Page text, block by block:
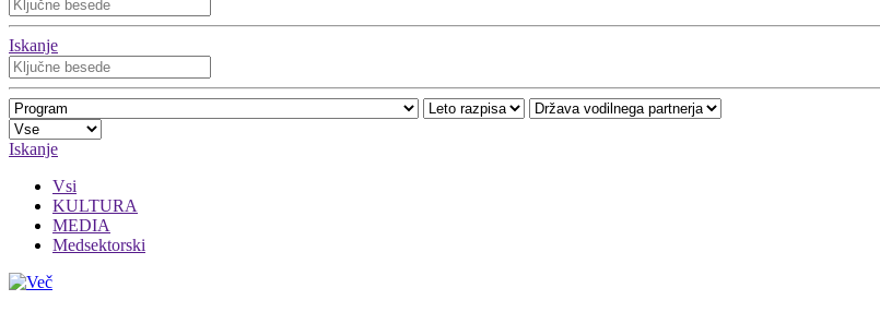
Iskanje
Iskanje
Vsi
KULTURA
MEDIA
Medsektorski